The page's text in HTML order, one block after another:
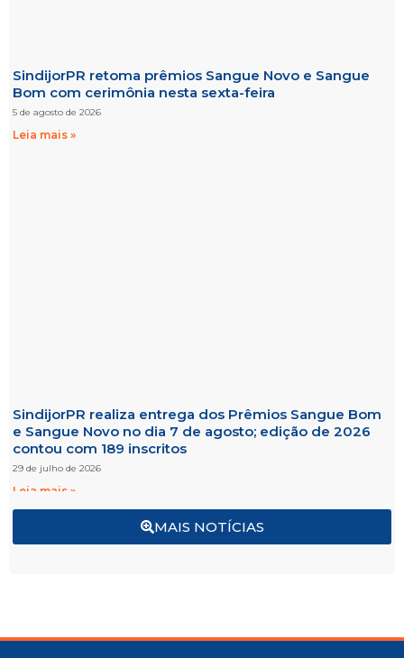
MAIS NOTÍCIAS
SindijorPR retoma prêmios Sangue Novo e Sangue
Bom com cerimônia nesta sexta-feira
5 de agosto de 2026
Leia mais »
SindijorPR realiza entrega dos Prêmios Sangue Bom
e Sangue Novo no dia 7 de agosto; edição de 2026
contou com 189 inscritos
29 de julho de 2026
Leia mais »